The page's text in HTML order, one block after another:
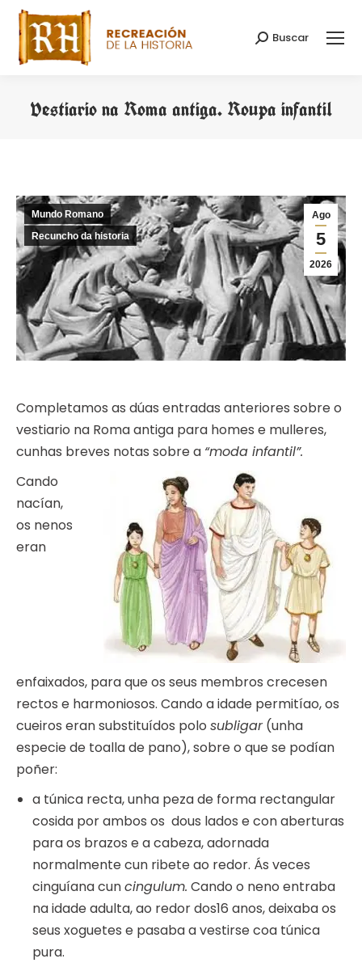
Search:
Buscar
Vestiario na Roma antiga. Roupa infantil
Ago
5
2026
Mundo Romano
Recuncho da historia
Completamos as dúas entradas anteriores sobre o
vestiario na Roma antiga para homes e mulleres,
cunhas breves notas sobre a “moda infantil”.
Cando
nacían,
os nenos
eran
enfaixados, para que os seus membros crecesen
rectos e harmoniosos. Cando a idade permitíao, os
cueiros eran substituídos polo subligar(unha
especie de toalla de pano), sobre o que se podían
poñer:
a túnica recta, unha peza de forma rectangular
cosida por ambos os dous lados e con aberturas
para os brazos e a cabeza, adornada
normalmente cun ribete ao redor. Ás veces
cinguíana cuncingulum. Cando o neno entraba
na idade adulta, ao redor dos16 anos, deixaba os
seus xoguetes e pasaba a vestirse coa túnica
pura.